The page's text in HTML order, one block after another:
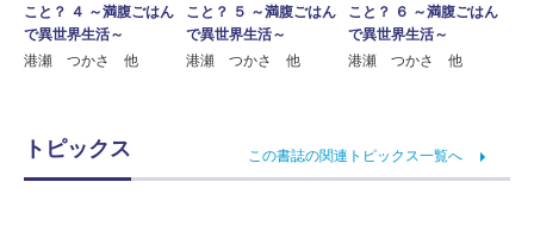
こと？ ４ ～満腹ごはん
で異世界生活～
港瀬 つかさ 他
こと？ ５ ～満腹ごはん
で異世界生活～
港瀬 つかさ 他
こと？ ６ ～満腹ごはん
で異世界生活～
港瀬 つかさ 他
トピックス この書誌の関連トピックス一覧へ